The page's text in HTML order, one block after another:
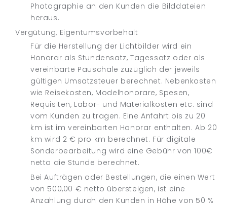
Photographie an den Kunden die Bilddateien
heraus.
Vergütung, Eigentumsvorbehalt
Für die Herstellung der Lichtbilder wird ein
Honorar als Stundensatz, Tagessatz oder als
vereinbarte Pauschale zuzüglich der jeweils
gültigen Umsatzsteuer berechnet. Nebenkosten
wie Reisekosten, Modelhonorare, Spesen,
Requisiten, Labor- und Materialkosten etc. sind
vom Kunden zu tragen. Eine Anfahrt bis zu 20
km ist im vereinbarten Honorar enthalten. Ab 20
km wird 2 € pro km berechnet. Für digitale
Sonderbearbeitung wird eine Gebühr von 100€
netto die Stunde berechnet.
Bei Aufträgen oder Bestellungen, die einen Wert
von 500,00 € netto übersteigen, ist eine
Anzahlung durch den Kunden in Höhe von 50 %